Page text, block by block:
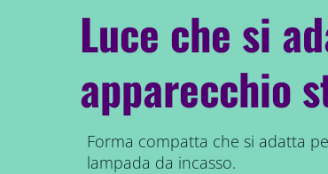
Luce che si
apparecchio
Forma compatta che si adatta
lampada da incasso.